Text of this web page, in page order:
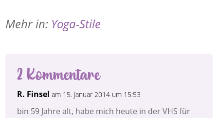
Mehr in: Yoga-Stile
2 Kommentare
R. Finsel am 15. Januar 2014 um 15:53
bin 59 Jahre alt, habe mich heute in der VHS für